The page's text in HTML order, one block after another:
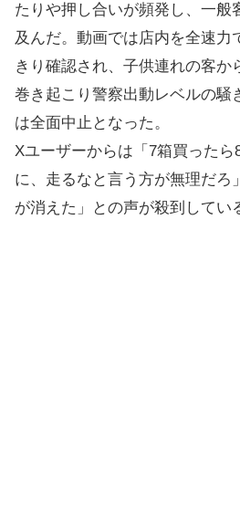
たりや押し合いが頻発し、一般
及んだ。動画では店内を全速力
きり確認され、子供連れの客か
巻き起こり警察出動レベルの騒
は全面中止となった。
Xユーザーからは「7箱買った
に、走るなと言う方が無理だろ
が消えた」との声が殺到してい